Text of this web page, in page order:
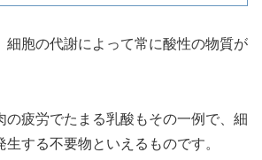
細胞の代謝によって常に酸性の物質が
の疲労でたまる乳酸もその一例で、細
する不要物といえるものです。